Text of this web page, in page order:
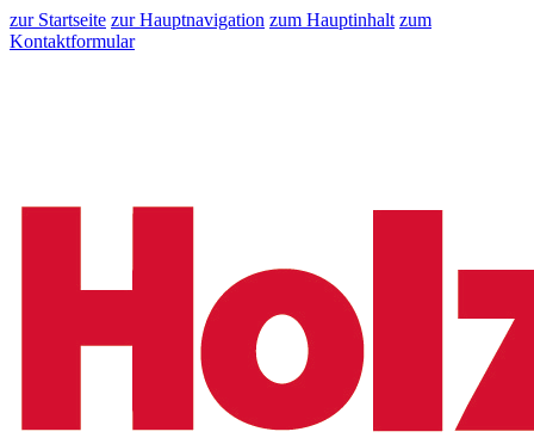
zur Startseite zur Hauptnavigation zum Hauptinhalt zum
Kontaktformular